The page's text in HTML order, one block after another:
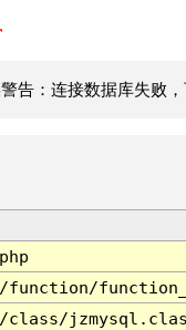
告：连接数据库失败
function/
class/